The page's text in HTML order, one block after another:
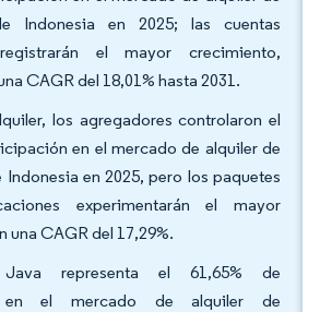
Indonesia en 2025; las cuentas
el mayor crecimiento,
CAGR del 18,01% hasta 2031.
los agregadores controlaron el
en el mercado de alquiler de
en 2025, pero los paquetes
experimentarán el mayor
una CAGR del 17,29%.
representa el 61,65% de
en el mercado de alquiler de